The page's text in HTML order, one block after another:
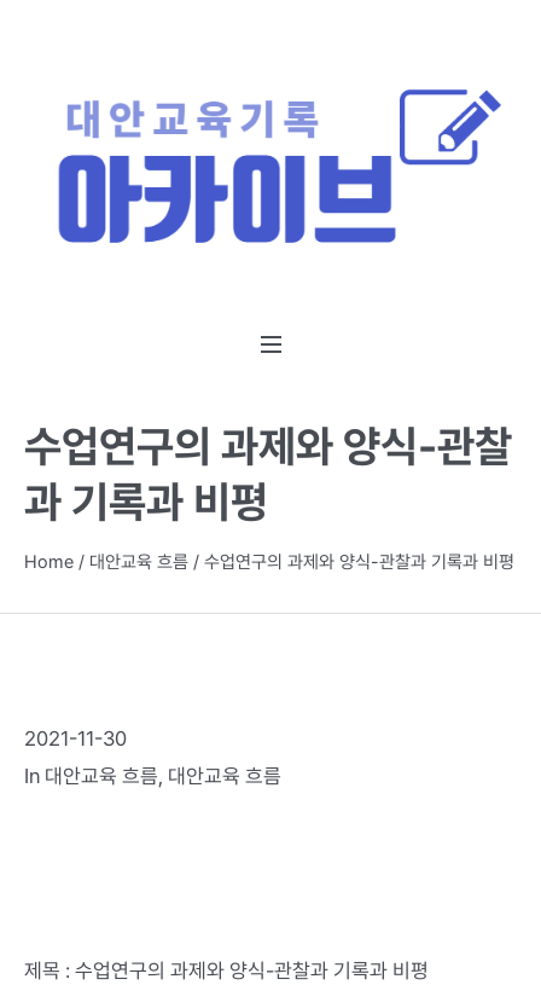
수업연구의 과제와 양식-관찰
과 기록과 비평
Home / 대안교육 흐름 / 수업연구의 과제와 양식-관찰과 기록과 비평
2021-11-30
In 대안교육 흐름, 대안교육 흐름
제목 : 수업연구의 과제와 양식-관찰과 기록과 비평